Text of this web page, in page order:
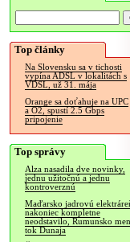
Top články
Na Slovensku sa v tichosti
vypína ADSL v lokalitách s
VDSL, už 31. mája
Orange sa doťahuje na UPC
a O2, spustí 2.5 Gbps
pripojenie
Top správy
Alza nasadila dve novinky,
jednu užitočnú a jednu
kontroverznú
Maďarsko jadrovú
nakoniec kompletne
neodstavilo, Rumunsko
tok Dunaja